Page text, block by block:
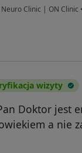
Clinic | ON Clinic •
wizyty
Doktor jest
a nie